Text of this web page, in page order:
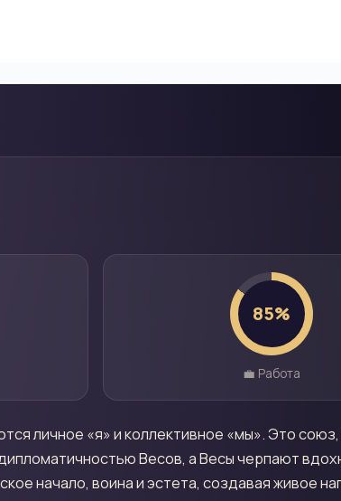
85%
💼 Работа
личное «я» и коллективное «мы». Это
Весов, а Весы черпают
начало, воина и эстета, создавая живое